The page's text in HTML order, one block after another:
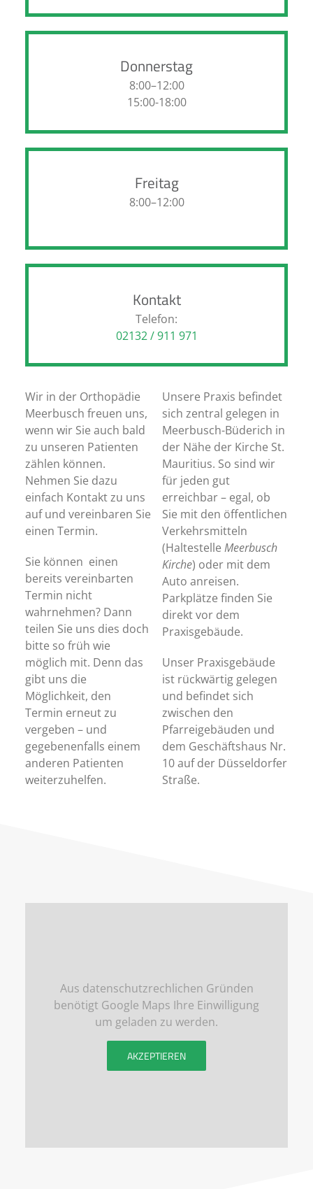
Donnerstag
8:00–12:00
15:00-18:00
Freitag
8:00–12:00
Kontakt
Telefon:
02132 / 911 971
Wir in der Orthopädie
Meerbusch freuen uns,
wenn wir Sie auch bald
zu unseren Patienten
zählen können.
Nehmen Sie dazu
einfach Kontakt zu uns
auf und vereinbaren Sie
einen Termin.
Sie können einen
bereits vereinbarten
Termin nicht
wahrnehmen? Dann
teilen Sie uns dies doch
bitte so früh wie
möglich mit. Denn das
gibt uns die
Möglichkeit, den
Termin erneut zu
vergeben – und
gegebenenfalls einem
anderen Patienten
weiterzuhelfen.
Unsere Praxis befindet
sich zentral gelegen in
Meerbusch-Büderich in
der Nähe der Kirche St.
Mauritius. So sind wir
für jeden gut
erreichbar – egal, ob
Sie mit den öffentlichen
Verkehrsmitteln
(Haltestelle Meerbusch
Kirche) oder mit dem
Auto anreisen.
Parkplätze finden Sie
direkt vor dem
Praxisgebäude.
Unser Praxisgebäude
ist rückwärtig gelegen
und befindet sich
zwischen den
Pfarreigebäuden und
dem Geschäftshaus Nr.
10 auf der Düsseldorfer
Straße.
Aus datenschutzrechlichen Gründen
benötigt Google Maps Ihre Einwilligung
um geladen zu werden.
AKZEPTIEREN